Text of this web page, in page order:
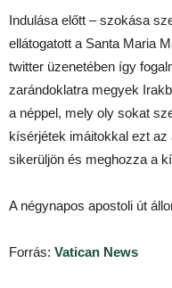
Indulása előtt – szokása
ellátogatott a Santa Maria
twitter üzenetében így
zarándoklatra megyek
a néppel, mely oly sokat
kísérjétek imáitokkal ezt az
sikerüljön és meghozza a
A négynapos apostoli út
Forrás: Vatican News